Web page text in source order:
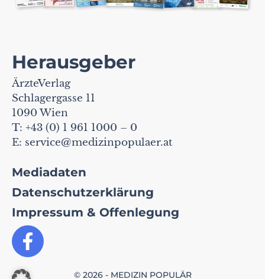
Herausgeber
ÄrzteVerlag
Schlagergasse 11
1090 Wien
T: +43 (0) 1 961 1000 – 0
E: service@medizinpopulaer.at
Mediadaten
Datenschutzerklärung
Impressum & Offenlegung
© 2026 - MEDIZIN POPULÄR